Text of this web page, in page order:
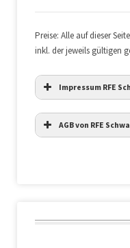
Preise: Alle auf dieser
inkl. der jeweils gültigen
Impressum RFE
AGB von RFE